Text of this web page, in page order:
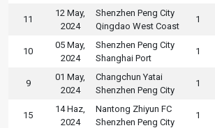
11
12 May,
2024
Shenzhen Peng City
Qingdao West Coast
1
10
05 May,
2024
Shenzhen Peng City
Shanghai Port
1
9
01 May,
2024
Changchun Yatai
Shenzhen Peng City
1
15
14 Haz,
2024
Nantong Zhiyun FC
Shenzhen Peng City
1